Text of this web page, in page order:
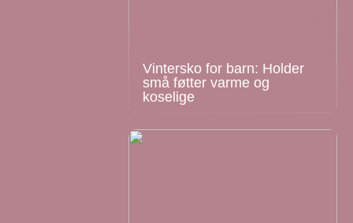
Vintersko for barn: Holder
små føtter varme og
koselige